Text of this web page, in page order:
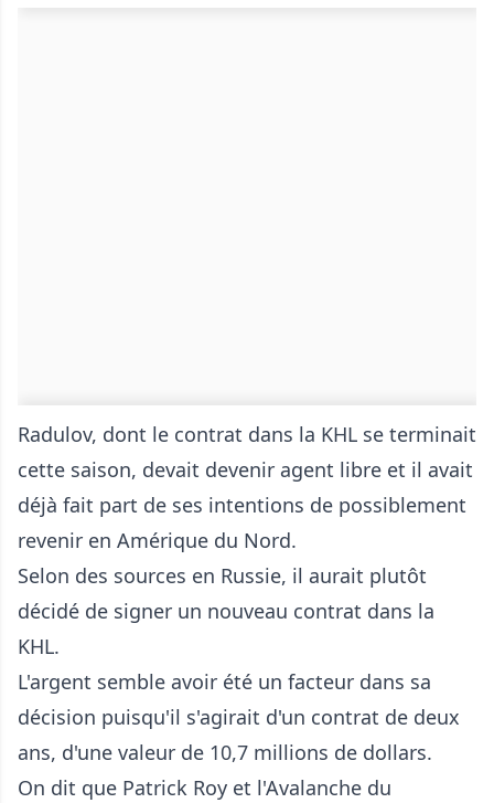
Radulov, dont le contrat dans la KHL se terminait
cette saison, devait devenir agent libre et il avait
déjà fait part de ses intentions de possiblement
revenir en Amérique du Nord.
Selon des sources en Russie, il aurait plutôt
décidé de signer un nouveau contrat dans la
KHL.
L'argent semble avoir été un facteur dans sa
décision puisqu'il s'agirait d'un contrat de deux
ans, d'une valeur de 10,7 millions de dollars.
On dit que Patrick Roy et l'Avalanche du